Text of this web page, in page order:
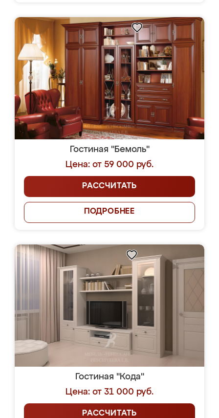
Гостиная "Бемоль"
Цена: от 59 000 руб.
РАССЧИТАТЬ
ПОДРОБНЕЕ
Гостиная "Кода"
Цена: от 31 000 руб.
РАССЧИТАТЬ